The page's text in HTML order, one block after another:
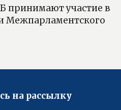
принимают участие в
Межпарламентского
на рассылку